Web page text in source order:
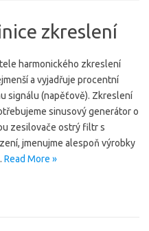
zkreslení
harmonického zkreslení
a vyjadřuje procentní
signálu (napěťově). Zkreslení
sinusový generátor o
zesilovače ostrý filtr s
jmenujme alespoň výrobky
Read More »